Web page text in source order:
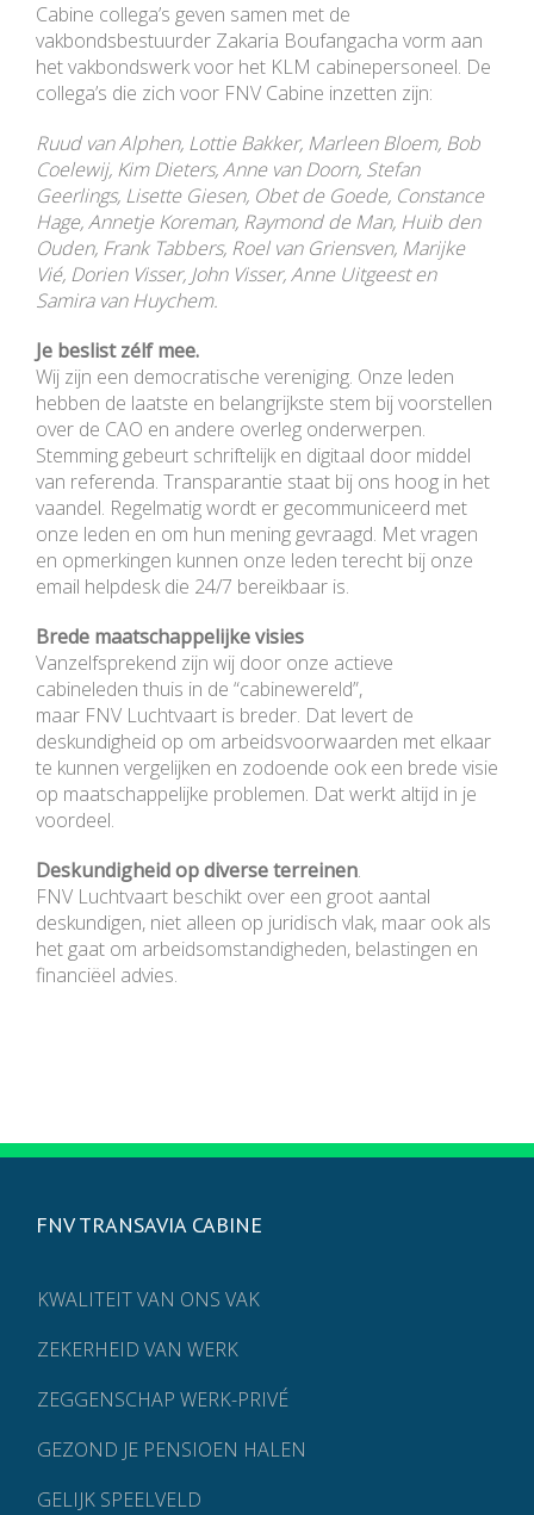
Cabine collega’s geven samen met de
vakbondsbestuurder Zakaria Boufangacha vorm aan
het vakbondswerk voor het KLM cabinepersoneel. De
collega’s die zich voor FNV Cabine inzetten zijn:
Ruud van Alphen, Lottie Bakker, Marleen Bloem, Bob
Coelewij, Kim Dieters, Anne van Doorn, Stefan
Geerlings, Lisette Giesen, Obet de Goede, Constance
Hage, Annetje Koreman, Raymond de Man, Huib den
Ouden, Frank Tabbers, Roel van Griensven, Marijke
Vié, Dorien Visser, John Visser, Anne Uitgeest en
Samira van Huychem.
Je beslist zélf mee.
Wij zijn een democratische vereniging. Onze leden
hebben de laatste en belangrijkste stem bij voorstellen
over de CAO en andere overleg onderwerpen.
Stemming gebeurt schriftelijk en digitaal door middel
van referenda. Transparantie staat bij ons hoog in het
vaandel. Regelmatig wordt er gecommuniceerd met
onze leden en om hun mening gevraagd. Met vragen
en opmerkingen kunnen onze leden terecht bij onze
email helpdesk die 24/7 bereikbaar is.
Brede maatschappelijke visies
Vanzelfsprekend zijn wij door onze actieve
cabineleden thuis in de “cabinewereld”,
maar FNV Luchtvaart is breder. Dat levert de
deskundigheid op om arbeidsvoorwaarden met elkaar
te kunnen vergelijken en zodoende ook een brede visie
op maatschappelijke problemen. Dat werkt altijd in je
voordeel.
Deskundigheid op diverse terreinen.
FNV Luchtvaart beschikt over een groot aantal
deskundigen, niet alleen op juridisch vlak, maar ook als
het gaat om arbeidsomstandigheden, belastingen en
financiëel advies.
FNV TRANSAVIA CABINE
KWALITEIT VAN ONS VAK
ZEKERHEID VAN WERK
ZEGGENSCHAP WERK-PRIVÉ
GEZOND JE PENSIOEN HALEN
GELIJK SPEELVELD